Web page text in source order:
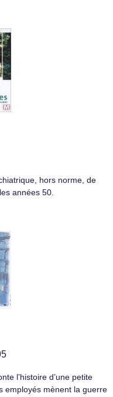
hors norme, de
années 50.
l’histoire d’une petite
employés mènent la guerre